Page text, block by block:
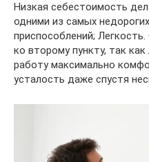
Низкая себестоимость
одними из самых
приспособлений;
ко второму пункту, так
работу максимально
усталость даже спустя